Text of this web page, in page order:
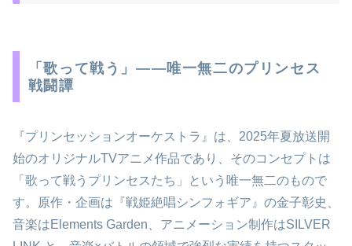
「歌って戦う」――唯一無二のプリンセス
戦闘譚
『プリンセッションオーケストラ』は、2025年夏放送開
始のオリジナルTVアニメ作品であり、そのコンセプトは
「歌って戦うプリンセスたち」という唯一無二のもので
す。原作・企画は『戦姫絶唱シンフォギア』の金子彰史、
音楽はElements Garden、アニメーション制作はSILVER